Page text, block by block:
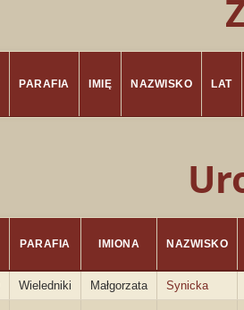
PARAFIA IMIĘ NAZWISKO LAT
PARAFIA IMIONA NAZWISKO
Wieledniki Małgorzata Synicka